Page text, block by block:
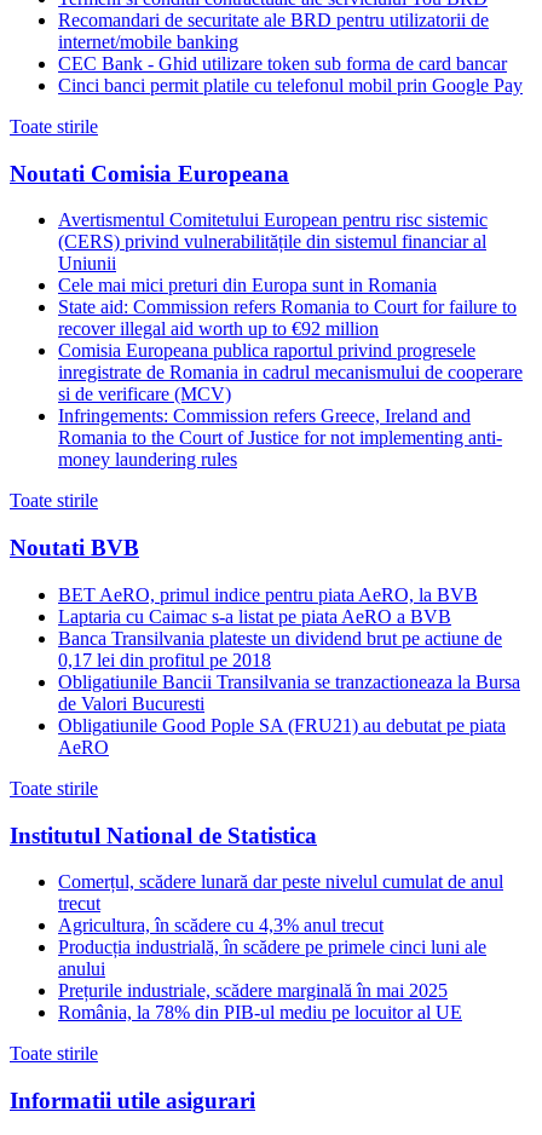
Recomandari de securitate ale BRD pentru utilizatorii de
internet/mobile banking
CEC Bank - Ghid utilizare token sub forma de card bancar
Cinci banci permit platile cu telefonul mobil prin Google Pay
Toate stirile
Noutati Comisia Europeana
Avertismentul Comitetului European pentru risc sistemic
(CERS) privind vulnerabilitățile din sistemul financiar al
Uniunii
Cele mai mici preturi din Europa sunt in Romania
State aid: Commission refers Romania to Court for failure to
recover illegal aid worth up to €92 million
Comisia Europeana publica raportul privind progresele
inregistrate de Romania in cadrul mecanismului de cooperare
si de verificare (MCV)
Infringements: Commission refers Greece, Ireland and
Romania to the Court of Justice for not implementing anti-
money laundering rules
Toate stirile
Noutati BVB
BET AeRO, primul indice pentru piata AeRO, la BVB
Laptaria cu Caimac s-a listat pe piata AeRO a BVB
Banca Transilvania plateste un dividend brut pe actiune de
0,17 lei din profitul pe 2018
Obligatiunile Bancii Transilvania se tranzactioneaza la Bursa
de Valori Bucuresti
Obligatiunile Good Pople SA (FRU21) au debutat pe piata
AeRO
Toate stirile
Institutul National de Statistica
Comerțul, scădere lunară dar peste nivelul cumulat de anul
trecut
Agricultura, în scădere cu 4,3% anul trecut
Producția industrială, în scădere pe primele cinci luni ale
anului
Prețurile industriale, scădere marginală în mai 2025
România, la 78% din PIB-ul mediu pe locuitor al UE
Toate stirile
Informatii utile asigurari